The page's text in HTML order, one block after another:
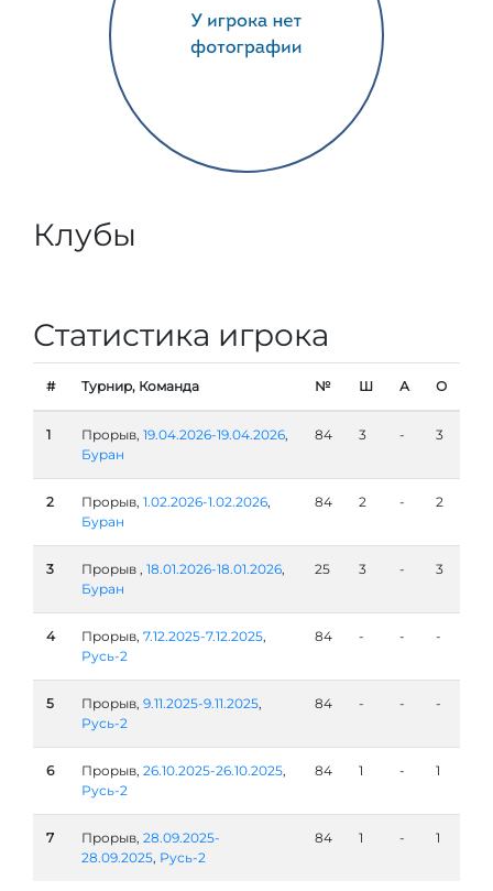
Клубы
Статистика игрока
# Турнир, Команда № Ш А О
1 Прорыв, 19.04.2026-19.04.2026,
Буран
84 3 - 3
2 Прорыв, 1.02.2026-1.02.2026,
Буран
84 2 - 2
3 Прорыв , 18.01.2026-18.01.2026,
Буран
25 3 - 3
4 Прорыв, 7.12.2025-7.12.2025,
Русь-2
84 - - -
5 Прорыв, 9.11.2025-9.11.2025,
Русь-2
84 - - -
6 Прорыв, 26.10.2025-26.10.2025,
Русь-2
84 1 - 1
7 Прорыв, 28.09.2025-
28.09.2025, Русь-2
84 1 - 1